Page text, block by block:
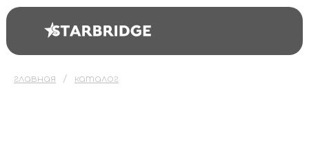
главная каталог